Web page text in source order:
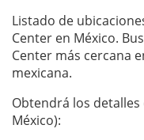
Listado de
Center en México.
Center más cercana
mexicana.
Obtendrá los detalles
México):